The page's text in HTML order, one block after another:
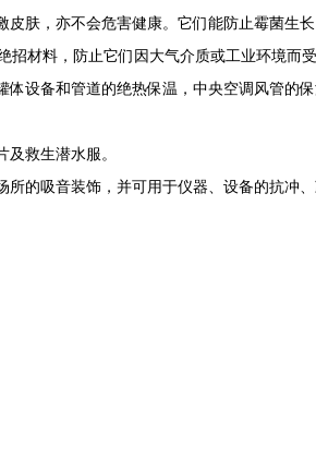
肤，亦不会危害健康。它们能防止霉菌生
材料，防止它们因大气介质或工业环境而受
设备和管道的绝热保温，中央空调风管的
救生潜水服。
的吸音装饰，并可用于仪器、设备的抗冲、